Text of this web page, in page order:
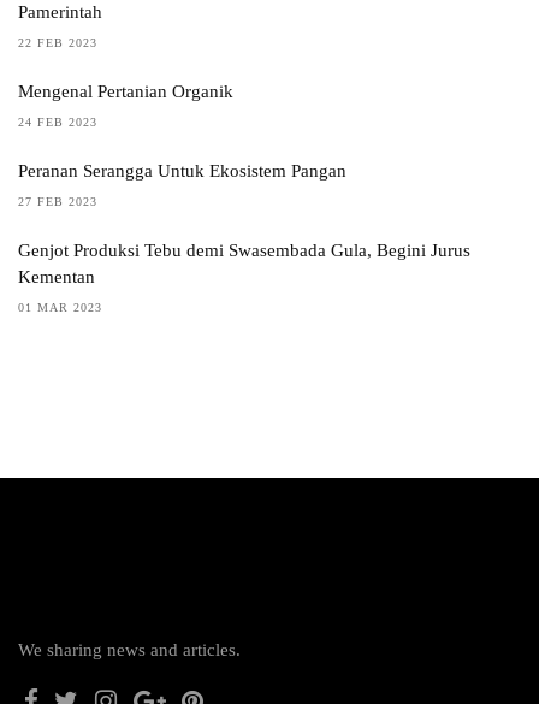
Pamerintah
22 FEB 2023
Mengenal Pertanian Organik
24 FEB 2023
Peranan Serangga Untuk Ekosistem Pangan
27 FEB 2023
Genjot Produksi Tebu demi Swasembada Gula, Begini Jurus
Kementan
01 MAR 2023
We sharing news and articles.